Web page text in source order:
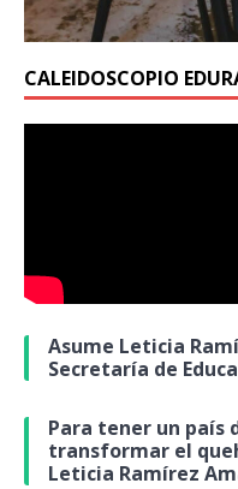
CALEIDOSCOPIO
Asume Leticia
Secretaría de
Para tener un país
transformar el
Leticia Ramírez